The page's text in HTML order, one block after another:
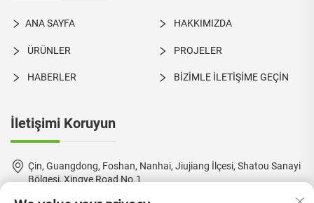
ANA SAYFA HAKKIMIZDA
ÜRÜNLER PROJELER
HABERLER BİZİMLE İLETİŞİME GEÇİN
İletişimi Koruyun
Çin, Guangdong, Foshan, Nanhai, Jiujiang İlçesi, Shatou Sanayi
Bölgesi, Xingye Road No.1